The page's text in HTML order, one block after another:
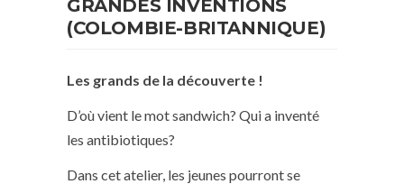
GRANDES INVENTIONS
(COLOMBIE-BRITANNIQUE)
Les grands de la découverte !
D’où vient le mot sandwich? Qui a inventé
les antibiotiques?
Dans cet atelier, les jeunes pourront se